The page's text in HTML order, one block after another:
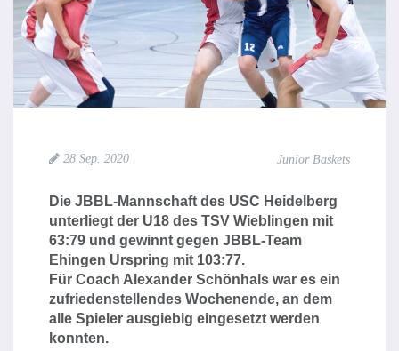
28 Sep. 2020 Junior Baskets
Die JBBL-Mannschaft des USC Heidelberg
unterliegt der U18 des TSV Wieblingen mit
63:79 und gewinnt gegen JBBL-Team
Ehingen Urspring mit 103:77.
Für Coach Alexander Schönhals war es ein
zufriedenstellendes Wochenende, an dem
alle Spieler ausgiebig eingesetzt werden
konnten.